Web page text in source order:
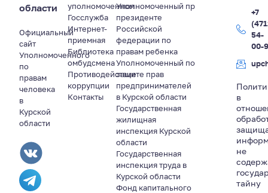
области
Официальный
сайт
Уполномоченного
по
правам
человека
в
Курской
области
уполномоченном
Госслужба
Интернет-
приемная
Библиотека
омбудсмена
Противодействие
коррупции
Контакты
Уполномоченный пр
президенте
Российской
федерации по
правам ребенка
Уполномоченный по
защите прав
предпринимателей
в Курской области
Государственная
жилищная
инспекция Курской
области
Государственная
инспекция труда в
Курской области
Фонд капитального
+7
54-
00-
в
не
тайну